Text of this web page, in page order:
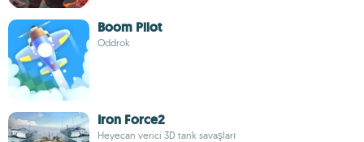
Boom Pilot
Oddrok
Iron Force2
Heyecan verici 3D tank savaşları